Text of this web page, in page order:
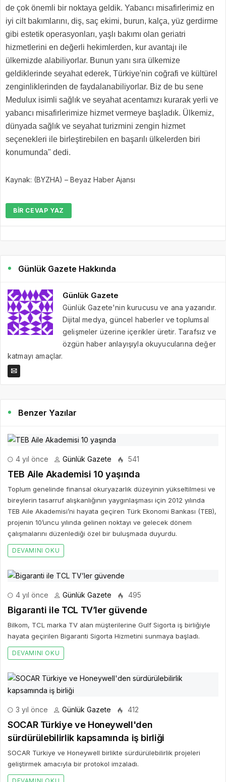
de çok önemli bir noktaya geldik. Yabancı misafirlerimiz en
iyi cilt bakımlarını, diş, saç ekimi, burun, kalça, yüz gerdirme
gibi estetik operasyonları, yaşlı bakımı olan geriatri
hizmetlerini en değerli hekimlerden, kur avantajı ile
ülkemizde alabiliyorlar. Bunun yanı sıra ülkemize
geldiklerinde seyahat ederek, Türkiye'nin coğrafi ve kültürel
zenginliklerinden de faydalanabiliyorlar. Biz de bu sene
Medulux isimli sağlık ve seyahat acentamızı kurarak yerli ve
yabancı misafirlerimize hizmet vermeye başladık. Ülkemiz,
dünyada sağlık ve seyahat turizmini zengin hizmet
seçenekleri ile birleştirebilen en başarılı ülkelerden biri
konumunda" dedi.
Kaynak: (BYZHA) – Beyaz Haber Ajansı
BIR CEVAP YAZ
Günlük Gazete Hakkında
Günlük Gazete
Günlük Gazete'nin kurucusu ve ana yazarıdır.
Dijital medya, güncel haberler ve toplumsal
gelişmeler üzerine içerikler üretir. Tarafsız ve
özgün haber anlayışıyla okuyucularına değer
katmayı amaçlar.
Benzer Yazılar
4 yıl önce Günlük Gazete 541
TEB Aile Akademisi 10 yaşında
Toplum genelinde finansal okuryazarlık düzeyinin yükseltilmesi ve
bireylerin tasarruf alışkanlığının yaygınlaşması için 2012 yılında
TEB Aile Akademisi’ni hayata geçiren Türk Ekonomi Bankası (TEB),
projenin 10’uncu yılında gelinen noktayı ve gelecek dönem
çalışmalarını düzenlediği özel bir buluşmada duyurdu.
DEVAMINI OKU
4 yıl önce Günlük Gazete 495
Bigaranti ile TCL TV’ler güvende
Bilkom, TCL marka TV alan müşterilerine Gulf Sigorta iş birliğiyle
hayata geçirilen Bigaranti Sigorta Hizmetini sunmaya başladı.
DEVAMINI OKU
3 yıl önce Günlük Gazete 412
SOCAR Türkiye ve Honeywell'den
sürdürülebilirlik kapsamında iş birliği
SOCAR Türkiye ve Honeywell birlikte sürdürülebilirlik projeleri
geliştirmek amacıyla bir protokol imzaladı.